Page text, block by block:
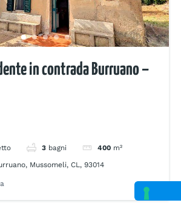
in contrada Burruano –
3 bagni 400 m²
Mussomeli, CL, 93014